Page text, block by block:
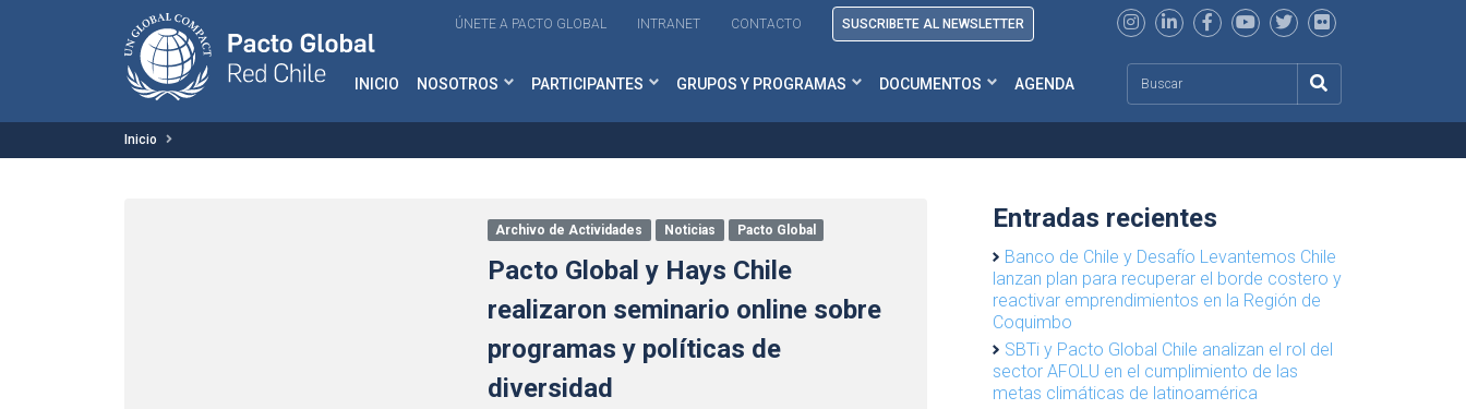
ÚNETE A PACTO GLOBAL INTRANET CONTACTO SUSCRIBETE AL NEWSLETTER
INICIO NOSOTROS PARTICIPANTES GRUPOS Y PROGRAMAS DOCUMENTOS AGENDA
Inicio
Archivo de Actividades Noticias Pacto Global
Pacto Global y Hays Chile
realizaron seminario online sobre
programas y políticas de
diversidad
Entradas recientes
Banco de Chile y Desafío Levantemos Chile
lanzan plan para recuperar el borde costero y
reactivar emprendimientos en la Región de
Coquimbo
SBTi y Pacto Global Chile analizan el rol del
sector AFOLU en el cumplimiento de las
metas climáticas de latinoamérica